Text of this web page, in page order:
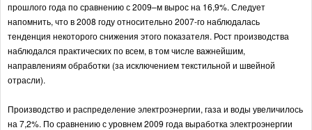
прошлого года по сравнению с 2009–м вырос на 16,9%. Следует
напомнить, что в 2008 году относительно 2007-го наблюдалась
тенденция некоторого снижения этого показателя. Рост производства
наблюдался практических по всем, в том числе важнейшим,
направлениям обработки (за исключением текстильной и швейной
отрасли).
Производство и распределение электроэнергии, газа и воды увеличилось
на 7,2%. По сравнению с уровнем 2009 года выработка электроэнергии